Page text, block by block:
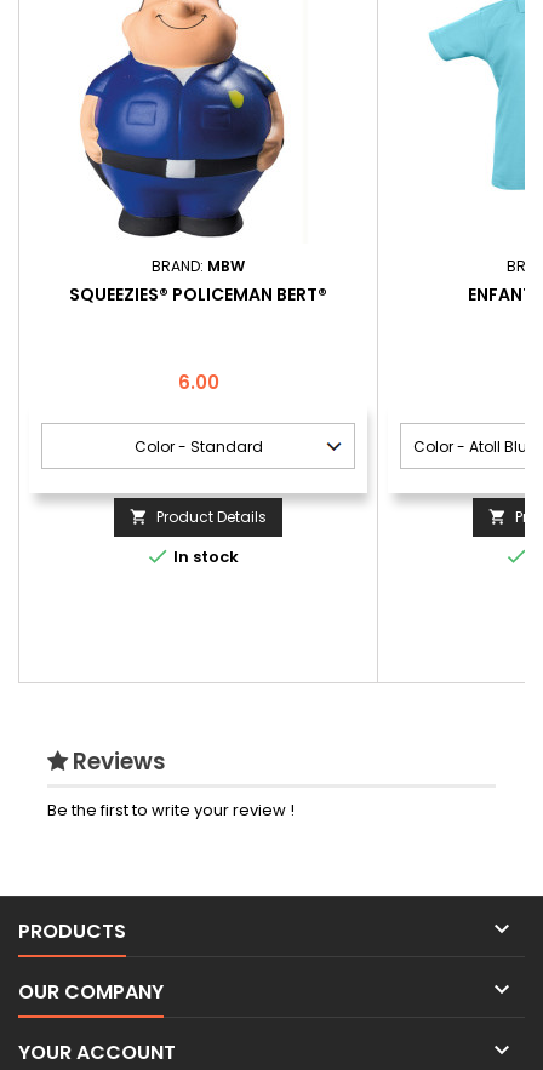
BRAND: MBW
SQUEEZIES® POLICEMAN BERT®
Price
6.00
 Product Details
 In stock


Reviews
Be the first to write your review !
PRODUCTS 
OUR COMPANY 
YOUR ACCOUNT 